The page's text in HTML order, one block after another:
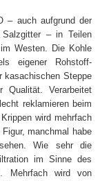
– auch aufgrund der
– in Teilen
Westen. Die Kohle
eigener Rohstoff-
kasachischen Steppe
Qualität. Verarbeitet
reklamieren beim
wird mehrfach
manchmal habe
Wie sehr die
im Sinne des
Mehrfach wird von